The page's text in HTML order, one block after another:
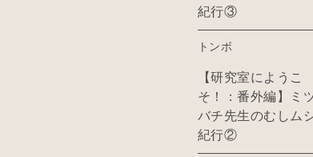
紀行③
トンボ
【研究室にようこ
そ！：番外編】ミ
バチ先生のむしム
紀行②